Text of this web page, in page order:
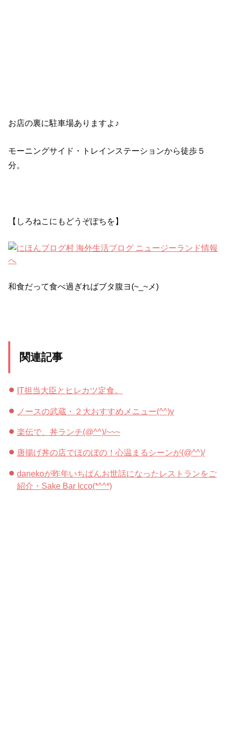
お店の裏に駐車場ありますよ♪
モーニングサイド・トレインステーションから徒歩５
分。
【しろねこにもどうぞぽちを】
和食だって食べ過ぎればブタ腹ヨ(~_~メ)
関連記事
IT担当大臣とヒレカツ定食。
ノースの武蔵・２大おすすめメニュー(^^)v
楽伝で、丼ランチ(@^^)/~~~
唐揚げ丼の店でほのぼの！心温まるシーンが(@^^)/
danekoが昨年いちばんお世話になったレストランをご
紹介・Sake Bar Icco(*^^*)